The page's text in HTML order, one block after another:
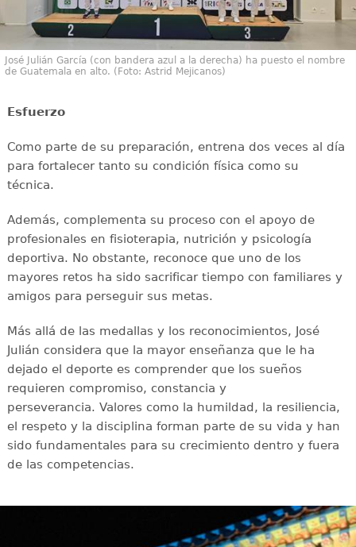
José Julián García (con bandera azul a la derecha) ha puesto el nombre
de Guatemala en alto. (Foto: Astrid Mejicanos)
Esfuerzo
Como parte de su preparación, entrena dos veces al día
para fortalecer tanto su condición física como su
técnica.
Además, complementa su proceso con el apoyo de
profesionales en fisioterapia, nutrición y psicología
deportiva. No obstante, reconoce que uno de los
mayores retos ha sido sacrificar tiempo con familiares y
amigos para perseguir sus metas.
Más allá de las medallas y los reconocimientos, José
Julián considera que la mayor enseñanza que le ha
dejado el deporte es comprender que los sueños
requieren compromiso, constancia y
perseverancia. Valores como la humildad, la resiliencia,
el respeto y la disciplina forman parte de su vida y han
sido fundamentales para su crecimiento dentro y fuera
de las competencias.